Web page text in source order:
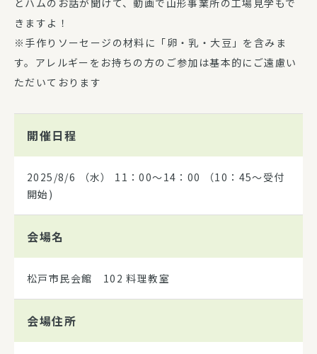
きますよ！
※手作りソーセージの材料に「卵・乳・大豆」を含みま
す。アレルギーをお持ちの方のご参加は基本的にご遠慮い
ただいております
開催日程
2025/8/6
（水） 11：00～14：00 （10：45～受付
開始)
会場名
松戸市民会館 102 料理教室
会場住所